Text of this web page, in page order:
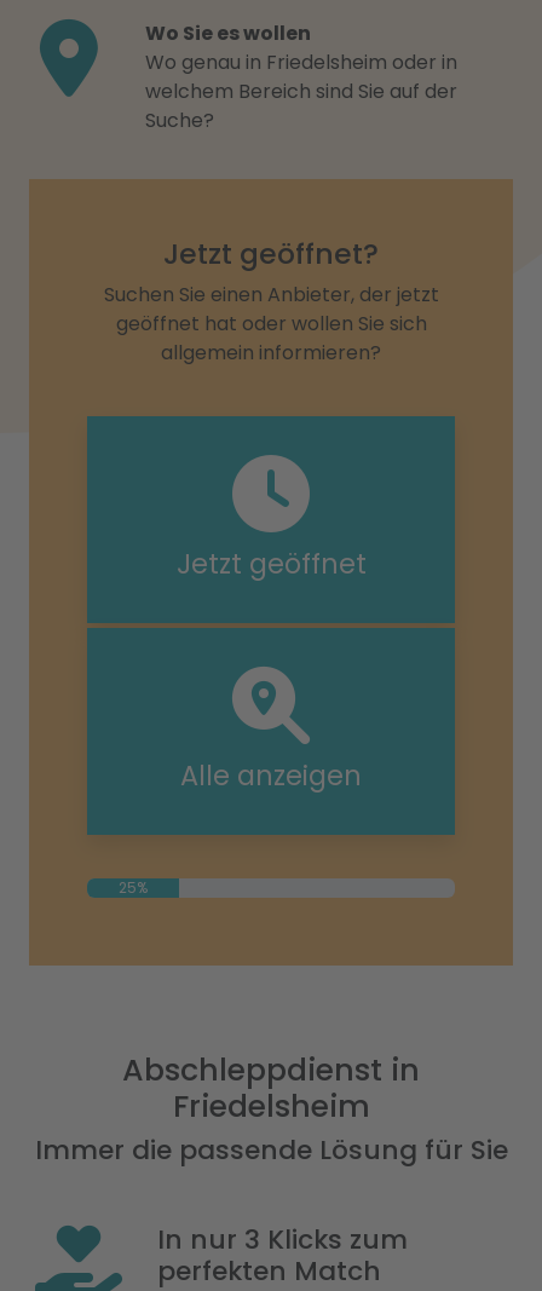
Wo Sie es wollen
Wo genau in Friedelsheim oder in
welchem Bereich sind Sie auf der
Suche?
Jetzt geöffnet?
Suchen Sie einen Anbieter, der jetzt
geöffnet hat oder wollen Sie sich
allgemein informieren?
Jetzt geöffnet
Alle anzeigen
25%
Abschleppdienst in
Friedelsheim
Immer die passende Lösung für Sie
In nur 3 Klicks zum
perfekten Match